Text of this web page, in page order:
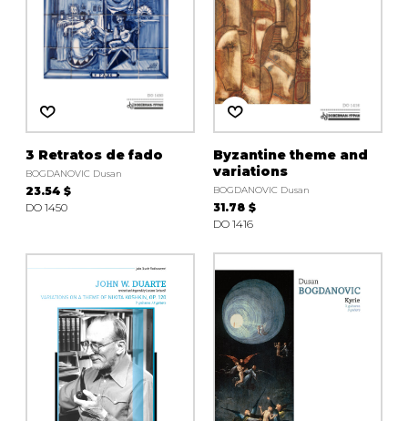
3 Retratos de fado
BOGDANOVIC Dusan
23.54 $
DO 1450
Byzantine theme and
variations
BOGDANOVIC Dusan
31.78 $
DO 1416